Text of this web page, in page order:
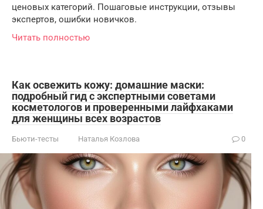
ценовых категорий. Пошаговые инструкции, отзывы
экспертов, ошибки новичков.
Читать полностью
Как освежить кожу: домашние маски:
подробный гид с экспертными советами
косметологов и проверенными лайфхаками
для женщины всех возрастов
Бьюти-тесты Наталья Козлова 0